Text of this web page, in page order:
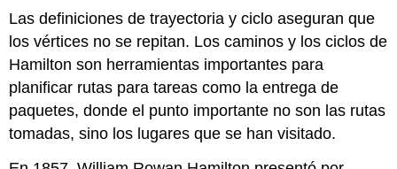
Las definiciones de trayectoria y ciclo aseguran que
los vértices no se repitan. Los caminos y los ciclos de
Hamilton son herramientas importantes para
planificar rutas para tareas como la entrega de
paquetes, donde el punto importante no son las rutas
tomadas, sino los lugares que se han visitado.